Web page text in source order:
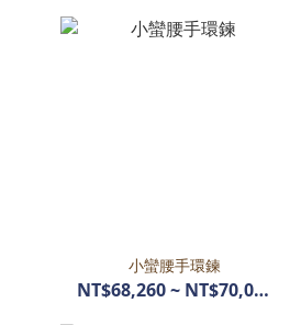
小蠻腰手環鍊
NT$68,260 ~ NT$70,050